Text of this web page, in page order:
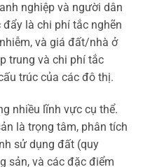
nghiệp và người dân
là chi phí tắc nghẽn
và giá đất/nhà ở
trung và chi phí tắc
trúc của các đô thị.
nhiều lĩnh vực cụ thể.
là trọng tâm, phân tích
sử dụng đất (quy
sản, và các đặc điểm